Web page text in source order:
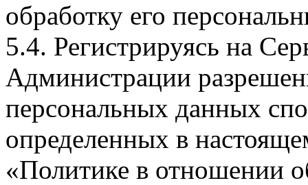
обработку его
5.4. Регистрируясь на
Администрации
персональных данных
определенных в
«Политике в отношении